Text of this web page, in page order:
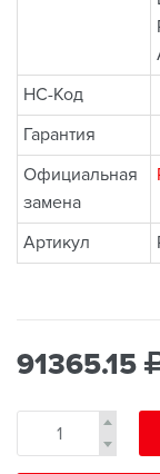
НС-Код
Гарантия
Официальная
замена
Артикул
91365.15